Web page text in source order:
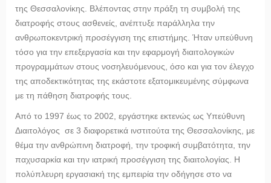
της Θεσσαλονίκης. Βλέποντας στην πράξη τη συμβολή της
διατροφής στους ασθενείς, ανέπτυξε παράλληλα την
ανθρωποκεντρική προσέγγιση της επιστήμης. Ήταν υπεύθυνη
τόσο για την επεξεργασία και την εφαρμογή διαιτολογικών
προγραμμάτων στους νοσηλευόμενους, όσο και για τον έλεγχο
της αποδεκτικότητας της εκάστοτε εξατομικευμένης σύμφωνα
με τη πάθηση διατροφής τους.
Από το 1997 έως το 2002, εργάστηκε εκτενώς ως Υπεύθυνη
Διαιτολόγος σε 3 διαφορετικά ινστιτούτα της Θεσσαλονίκης, με
θέμα την ανθρώπινη διατροφή, την τροφική συμβατότητα, την
παχυσαρκία και την ιατρική προσέγγιση της διαιτολογίας. Η
πολύπλευρη εργασιακή της εμπειρία την οδήγησε στο να